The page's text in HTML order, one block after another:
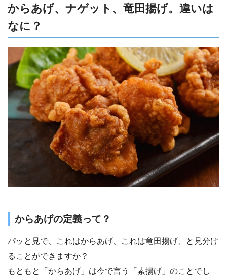
からあげ、ナゲット、竜田揚げ。違いは
なに？
からあげの定義って？
パッと見で、これはからあげ、これは竜田揚げ、と見分け
ることができますか？
もともと「からあげ」は今で言う「素揚げ」のことでし